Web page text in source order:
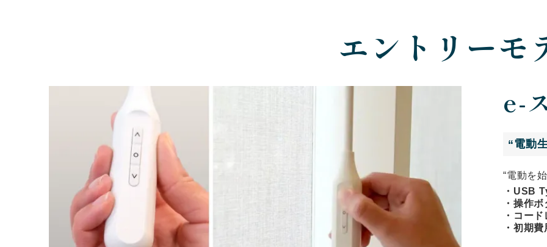
エントリーモ
e-
“電動
“電動を
・USB
・操作
・コー
・初期